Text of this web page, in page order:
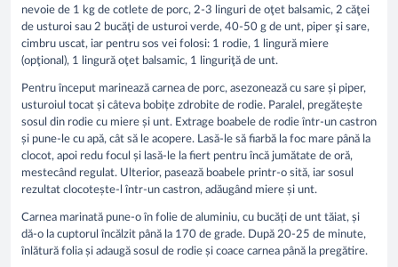
nevoie de 1 kg de cotlete de porc, 2-3 linguri de oţet balsamic, 2 căţei
de usturoi sau 2 bucăţi de usturoi verde, 40-50 g de unt, piper şi sare,
cimbru uscat, iar pentru sos vei folosi: 1 rodie, 1 lingură miere
(opţional), 1 lingură oţet balsamic, 1 linguriţă de unt.
Pentru început marinează carnea de porc, asezonează cu sare și piper,
usturoiul tocat și câteva bobițe zdrobite de rodie. Paralel, pregătește
sosul din rodie cu miere și unt. Extrage boabele de rodie într-un castron
și pune-le cu apă, cât să le acopere. Lasă-le să fiarbă la foc mare până la
clocot, apoi redu focul și lasă-le la fiert pentru încă jumătate de oră,
mestecând regulat. Ulterior, pasează boabele printr-o sită, iar sosul
rezultat clocotește-l într-un castron, adăugând miere și unt.
Carnea marinată pune-o în folie de aluminiu, cu bucăți de unt tăiat, și
dă-o la cuptorul încălzit până la 170 de grade. După 20-25 de minute,
înlătură folia și adaugă sosul de rodie și coace carnea până la pregătire.